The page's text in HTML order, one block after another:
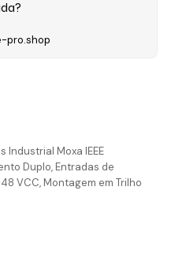
Moxa IEEE
Duplo, Entradas de
VCC, Montagem em Trilho
pro.shop